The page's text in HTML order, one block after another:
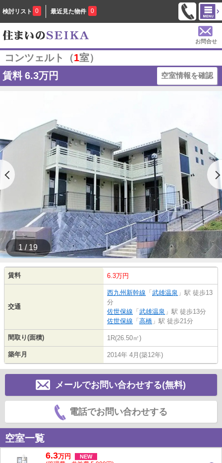
検討リスト 0 最近見た物件 0
お問合せ
コンツェルト（1室）
賃料 6.3万円 空室情報を確認
1 / 19
賃料 6.3万円
交通
西九州新幹線 「 武雄温泉 」駅 徒歩13
分
佐世保線 「 武雄温泉 」駅 徒歩13分
佐世保線 「 高橋 」駅 徒歩21分
間取り(面積) 1R(26.50㎡)
築年月 2014年 4月(築12年)
メールでお問い合わせする(無料)
電話でお問い合わせする
空室一覧
6.3万円 NEW